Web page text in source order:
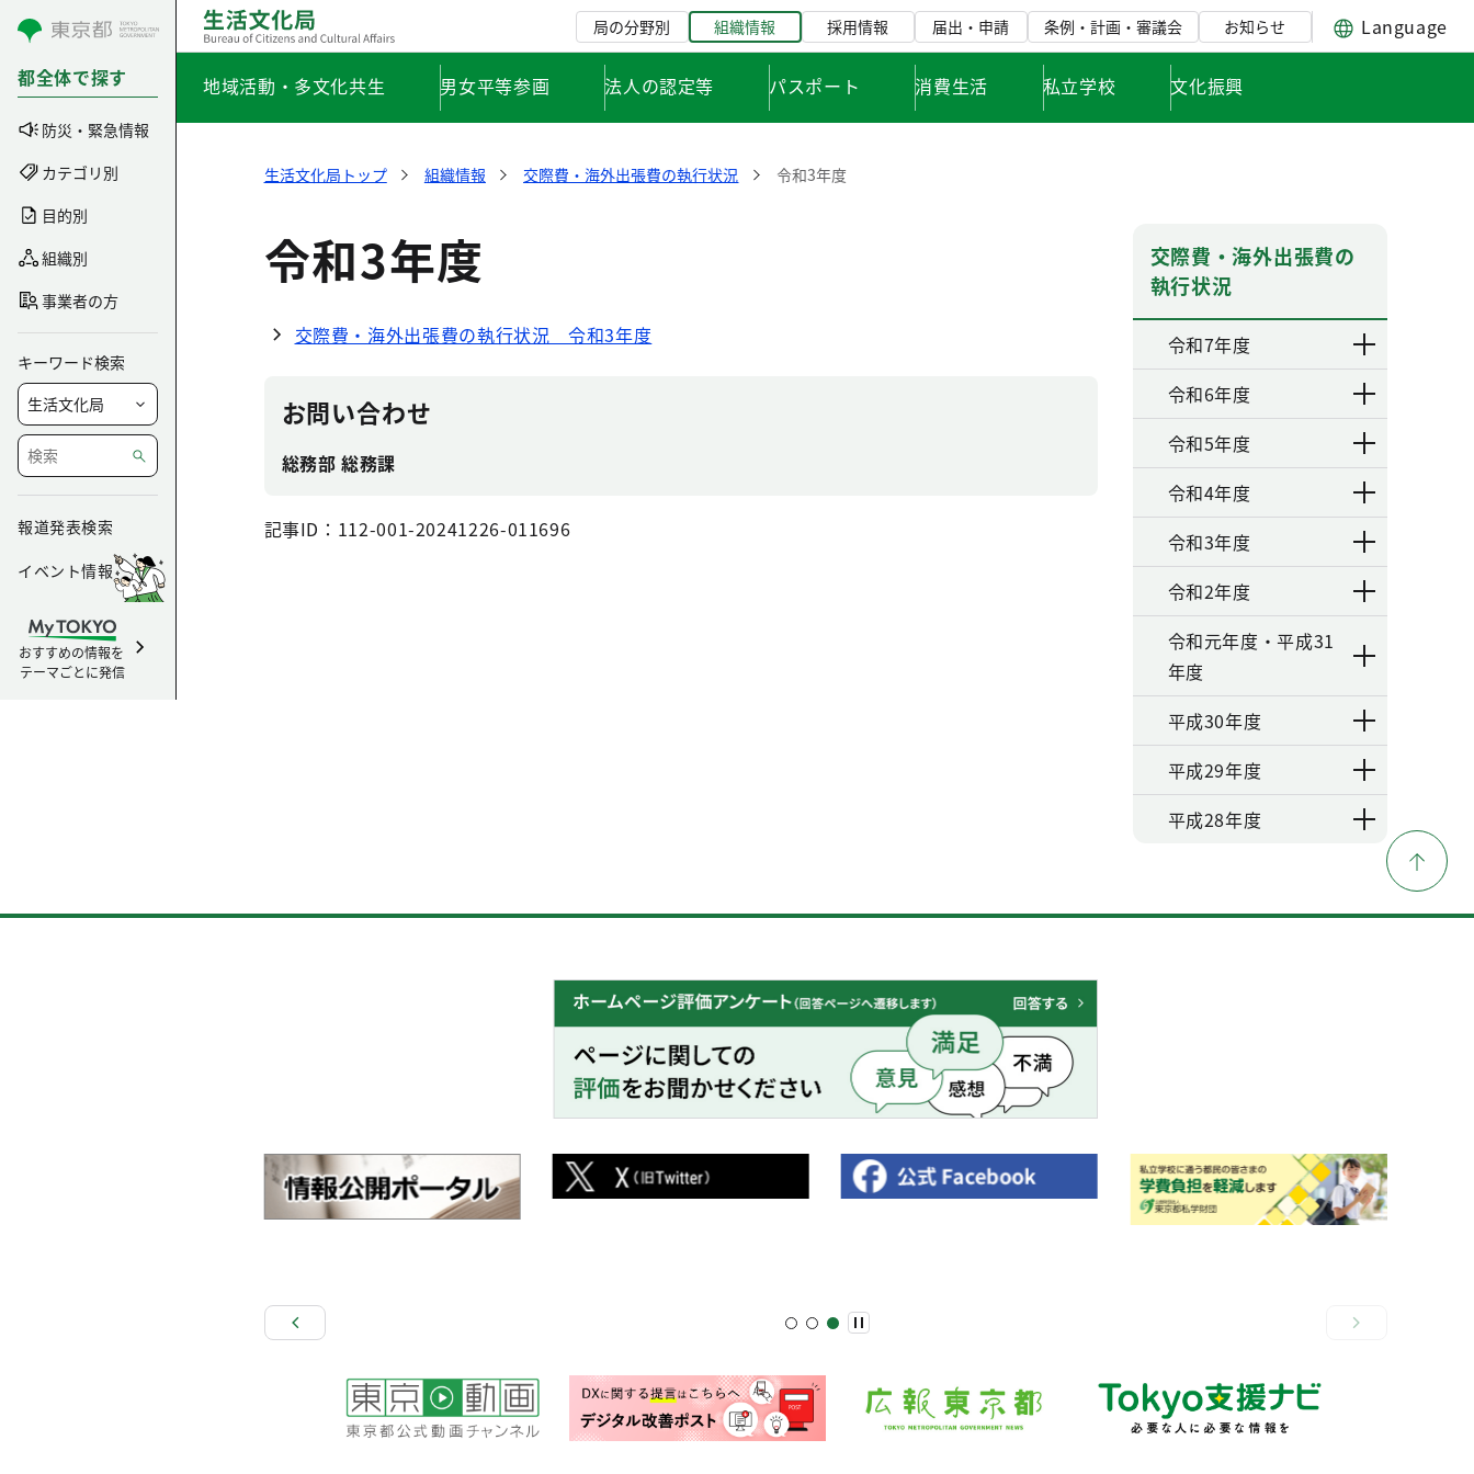
コンテンツにスキップ
都全体で探す
防災・緊急情報
カテゴリ別
目的別
組織別
事業者の方
キーワード検索
報道発表検索
イベント情報
おすすめの情報を
テーマごとに発信
局の分野別 組織情報 採用情報 届出・申請 条例・計画・審議会 お知らせ Language
地域活動・多文化共生 男女平等参画 法人の認定等 パスポート 消費生活 私立学校 文化振興
生活文化局トップ 組織情報 交際費・海外出張費の執行状況 令和3年度
令和3年度
交際費・海外出張費の執行状況 令和3年度
お問い合わせ
総務部 総務課
記事ID：112-001-20241226-011696
交際費・海外出張費の
執行状況
令和7年度
令和6年度
令和5年度
令和4年度
令和3年度
令和2年度
令和元年度・平成31
年度
平成30年度
平成29年度
平成28年度